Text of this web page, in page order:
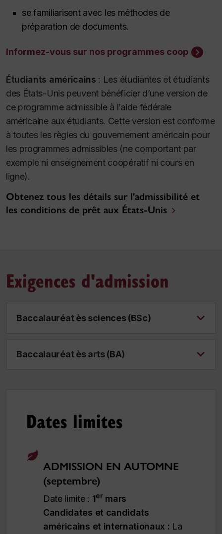
se familiarisent avec les méthodes de
préparation de documents.
Informez-vous sur nos programmes coop
Étudiants américains : Les étudiantes et étudiants
des États-Unis peuvent bénéficier d’une version de
ce programme admissible à l’aide fédérale
américaine aux étudiants. Cette version est conforme
à toutes les règles du gouvernement américain pour
les programmes admissibles (ne comportant par
exemple ni enseignement coopératif ni cours en
ligne).
Obtenez tous les détails sur l'admissibilité et
les conditions de prêt aux États-Unis
Exigences d'admission
Baccalauréat ès sciences (BSc)
Baccalauréat ès arts (BA)
Dates limites
ADMISSION EN AUTOMNE
(septembre)
Date limite : 1er mars
Candidates et candidats
américains et internationaux : La